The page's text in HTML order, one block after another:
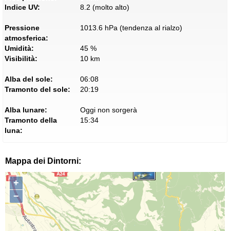
Indice UV:
8.2 (molto alto)
Pressione
atmosferica:
1013.6 hPa (tendenza al rialzo)
Umidità:
45 %
Visibilità:
10 km
Alba del sole:
06:08
Tramonto del sole:
20:19
Alba lunare:
Oggi non sorgerà
Tramonto della
luna:
15:34
Mappa dei Dintorni:
+
−